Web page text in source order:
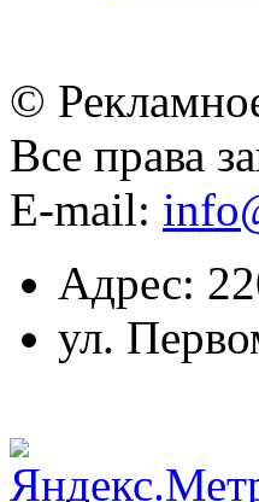
©
Все права
E-mail:
Адрес:
ул.